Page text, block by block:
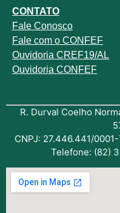
CONTATO
Fale Conosco
Fale com o CONFEF
Ouvidoria CREF19/AL
Ouvidoria CONFEF
R. Durval Coelho
CNPJ: 27.446.441/
Telefone: (82)